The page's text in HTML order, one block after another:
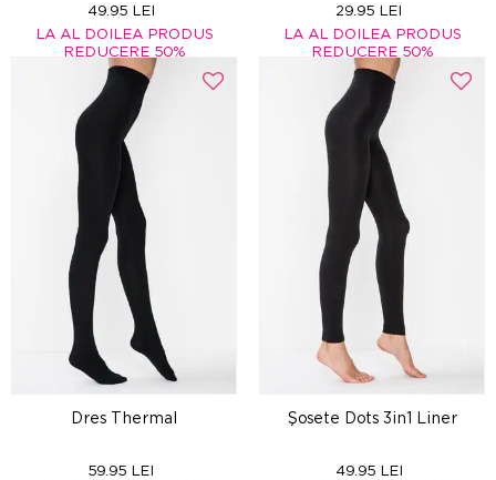
49.95 LEI
LA AL DOILEA PRODUS
REDUCERE 50%
29.95 LEI
LA AL DOILEA PRODUS
REDUCERE 50%
Dres Thermal
59.95 LEI
Şosete Dots 3in1 Liner
49.95 LEI